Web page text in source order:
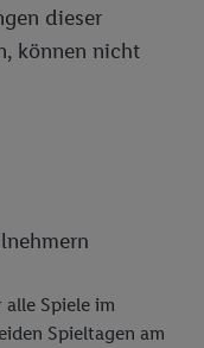
dieser
können nicht
alle Spiele im
Spieltagen am